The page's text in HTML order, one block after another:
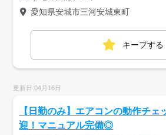
愛知県安城市三河安城東町
キープする
更新日:04月16日
【日勤のみ】エアコンの動作チェ
迎！マニュアル完備◎